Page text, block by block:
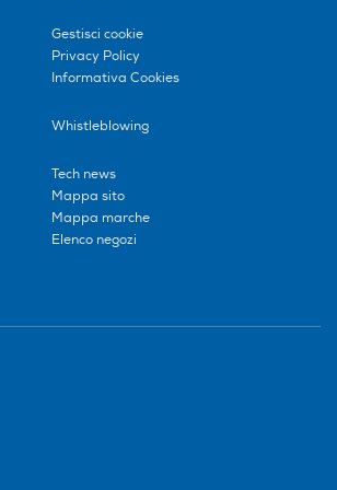
Gestisci cookie
Privacy Policy
Informativa Cookies
Whistleblowing
Tech news
Mappa sito
Mappa marche
Elenco negozi